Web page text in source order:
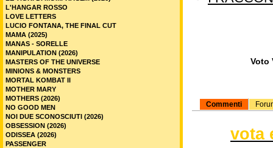
Voto
Commenti
vota
L'HANGAR ROSSO
LOVE LETTERS
LUCIO FONTANA, THE FINAL CUT
MAMA (2025)
MANAS - SORELLE
MANIPULATION (2026)
MASTERS OF THE UNIVERSE
MINIONS & MONSTERS
MORTAL KOMBAT II
MOTHER MARY
MOTHERS (2026)
NO GOOD MEN
NOI DUE SCONOSCIUTI (2026)
OBSESSION (2026)
ODISSEA (2026)
PASSENGER